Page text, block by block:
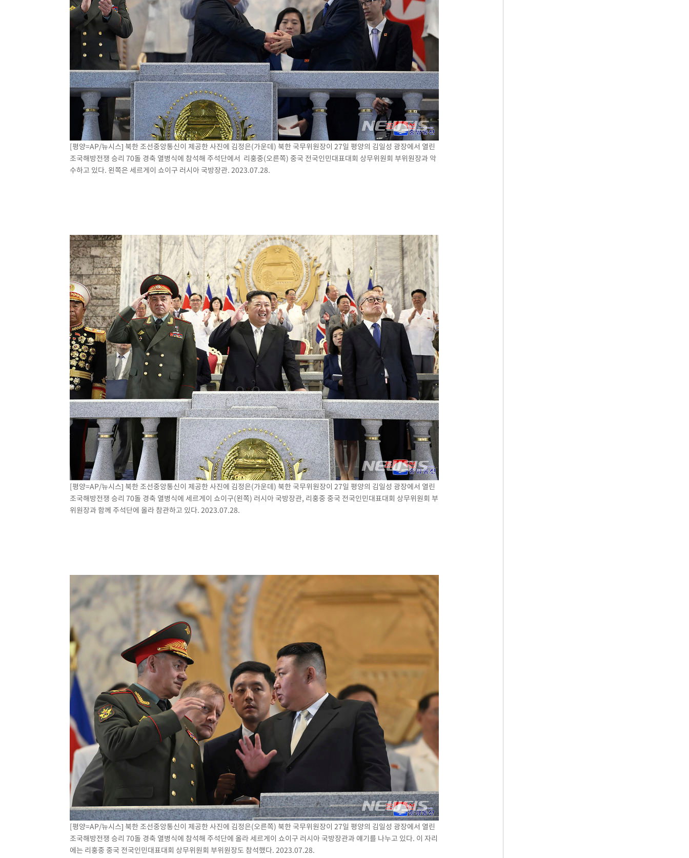
[평양=AP/뉴시스] 북한 조선중앙통신이 제공한 사진에 김정은(가운데) 북한 국무위원장이 27일 평양의 김일성 광장에서 열린
조국해방전쟁 승리 70돌 경축 열병식에 참석해 주석단에서 리훙중(오른쪽) 중국 전국인민대표대회 상무위원회 부위원장과 악
수하고 있다. 왼쪽은 세르게이 쇼이구 러시아 국방장관. 2023.07.28.
[평양=AP/뉴시스] 북한 조선중앙통신이 제공한 사진에 김정은(가운데) 북한 국무위원장이 27일 평양의 김일성 광장에서 열린
조국해방전쟁 승리 70돌 경축 열병식에 세르게이 쇼이구(왼쪽) 러시아 국방장관, 리훙중 중국 전국인민대표대회 상무위원회 부
위원장과 함께 주석단에 올라 참관하고 있다. 2023.07.28.
[평양=AP/뉴시스] 북한 조선중앙통신이 제공한 사진에 김정은(오른쪽) 북한 국무위원장이 27일 평양의 김일성 광장에서 열린
조국해방전쟁 승리 70돌 경축 열병식에 참석해 주석단에 올라 세르게이 쇼이구 러시아 국방장관과 얘기를 나누고 있다. 이 자리
에는 리훙중 중국 전국인민대표대회 상무위원회 부위원장도 참석했다. 2023.07.28.